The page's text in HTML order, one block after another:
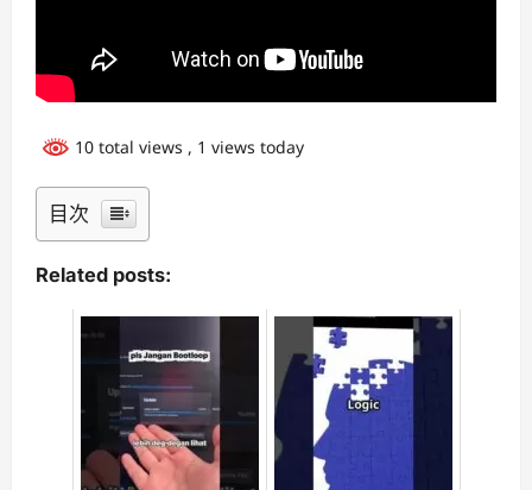
10 total views , 1 views today
目次
Related posts: